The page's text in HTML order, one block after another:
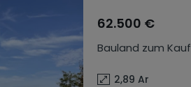
Bauland zum Kauf
62.500 €
2,89 Ar